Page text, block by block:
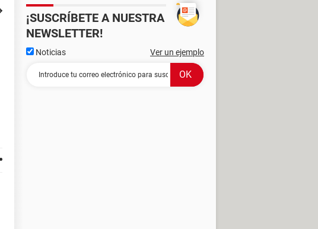
¡SUSCRÍBETE A NUESTRA
NEWSLETTER!
Noticias Ver un ejemplo